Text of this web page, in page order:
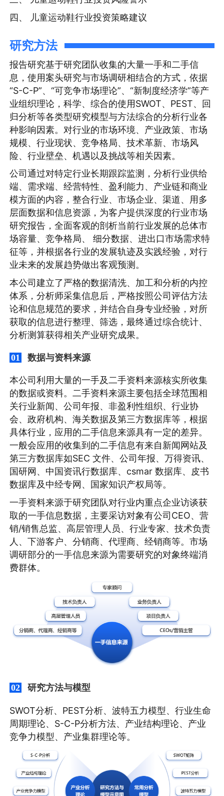
四、 儿童运动鞋行业投资策略建议
研究方法
报告研究基于研究团队收集的大量一手和二手信
息，使用案头研究与市场调研相结合的方式，依据
“S-C-P”、“可竞争市场理论”、“新制度经济学”等产
业组织理论，科学、综合的使用SWOT、PEST、回
归分析等各类型研究模型与方法综合的分析行业各
种影响因素。对行业的市场环境、产业政策、市场
规模、行业现状、竞争格局、技术革新、市场风
险、行业壁垒、机遇以及挑战等相关因素。
公司通过对特定行业长期跟踪监测，分析行业供给
端、需求端、经营特性、盈利能力、产业链和商业
模方面的内容，整合行业、市场企业、渠道、用多
层面数据和信息资源，为客户提供深度的行业市场
研究报告，全面客观的剖析当前行业发展的总体市
场容量、竞争格局、 细分数据、进出口市场需求特
征等，并根据各行业的发展轨迹及实践经验，对行
业未来的发展趋势做出客观预测。
本公司建立了严格的数据清洗、加工和分析的内控
体系，分析师采集信息后，严格按照公司评估方法
论和信息规范的要求，并结合自身专业经验，对所
获取的信息进行整理、筛选，最终通过综合统计、
分析测算获得相关产业研究成果。
01 数据与资料来源
本公司利用大量的一手及二手资料来源核实所收集
的数据或资料。二手资料来源主要包括全球范围相
关行业新闻、公司年报、非盈利性组织、行业协
会、政府机构、海关数据及第三方数据库等，根据
具体行业，应用的二手信息来源具有一定的差异。
一般会应用的收集到的二手信息有来自新闻网站及
第三方数据库如SEC 文件、公司年报、万得资讯、
国研网、中国资讯行数据库、csmar 数据库、皮书
数据库及中经专网、国家知识产权局等。
一手资料来源于研究团队对行业内重点企业访谈获
取的一手信息数据，主要采访对象有公司CEO、营
销/销售总监、高层管理人员、行业专家、技术负责
人、下游客户、分销商、代理商、经销商等。市场
调研部分的一手信息来源为需要研究的对象终端消
费群体。
02 研究方法与模型
SWOT分析、PEST分析、波特五力模型、行业生命
周期理论、S-C-P分析方法、产业结构理论、产业
竞争力模型、产业集群理论等。